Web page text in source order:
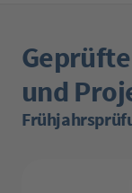
und